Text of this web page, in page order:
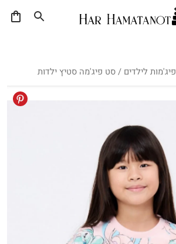
פיג'מות לילדים / סט פיג'מה סטיץ ילדות